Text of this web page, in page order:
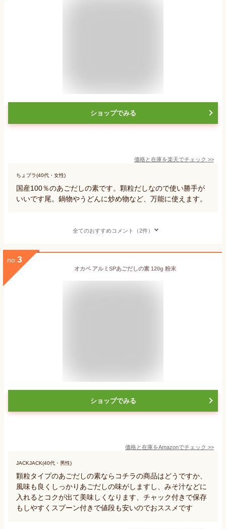
ショップでみる
価格と在庫を楽天でチェック >>
ちょプラ(40代・女性)
国産100％のあごだしの素です。顆粒だしなので使い勝手が
いいです尾。鍋物やうどんに炒め物など、万能に使えます。
全てのおすすめコメント（2件）
no. 3
オカベ アルミSPあごだしの素 120g 粉末
ショップでみる
価格と在庫をAmazonでチェック >>
JACKJACK(40代・男性)
顆粒タイプのあごだしの素ならコチラの商品はどうですか、
風味も良くしっかりあごだしの味がしますし、みそ汁などに
入れるとコクが出て美味しくなります、チャック付きで保存
もしやすくスプーン付きで値段も安いのでおススメです